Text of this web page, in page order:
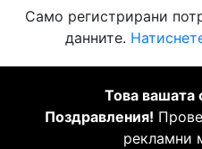
Само регистрирани
данните.
Това вашата
Поздравления!
рекламни